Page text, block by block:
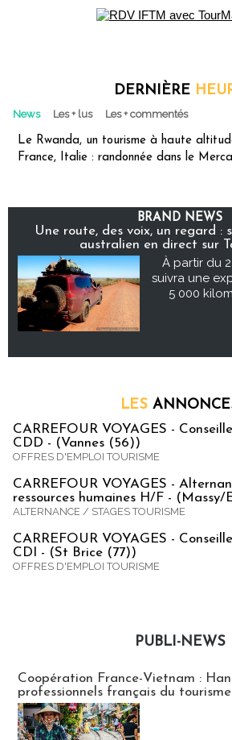
DERNIÈRE
News Les + lus Les + commentés
Le Rwanda, un tourisme à haute
France, Italie : randonnée dans le
BRAND NEWS
Une route, des voix, un regard :
australien en direct sur
À partir du
suivra une
5 000
LES
CARREFOUR VOYAGES -
CDD - (Vannes (56))
OFFRES D'EMPLOI TOURISME
CARREFOUR VOYAGES -
ressources humaines H/F - (Massy/
ALTERNANCE / STAGES TOURISME
CARREFOUR VOYAGES -
CDI - (St Brice (77))
OFFRES D'EMPLOI TOURISME
PUBLI-NEWS
Coopération France-Vietnam :
professionnels français du tourisme